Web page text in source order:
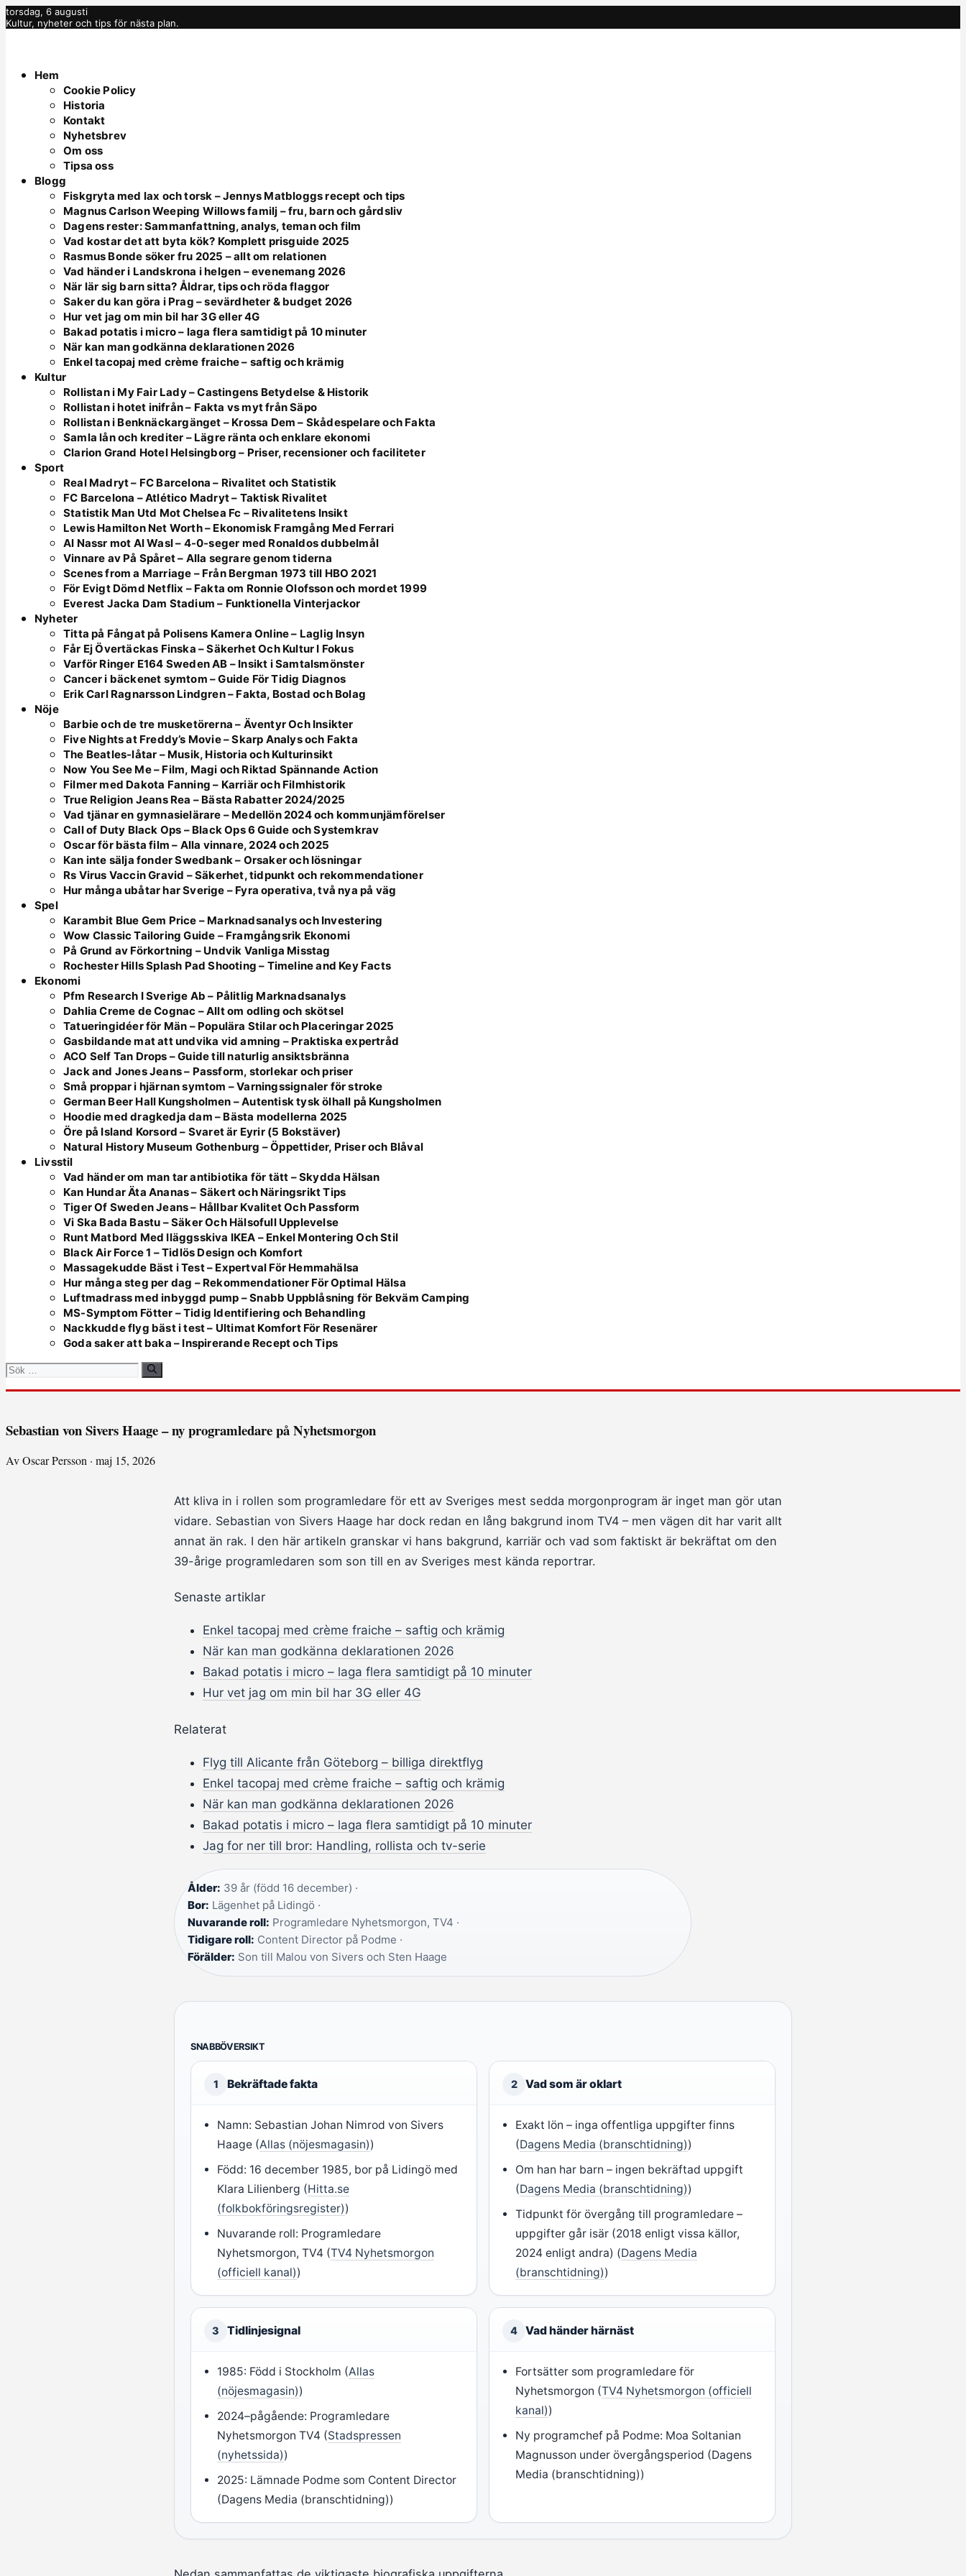
torsdag, 6 augusti
Kultur, nyheter och tips för nästa plan.
Hem
Cookie Policy
Historia
Kontakt
Nyhetsbrev
Om oss
Tipsa oss
Blogg
Fiskgryta med lax och torsk – Jennys Matbloggs recept och tips
Magnus Carlson Weeping Willows familj – fru, barn och gårdsliv
Dagens rester: Sammanfattning, analys, teman och film
Vad kostar det att byta kök? Komplett prisguide 2025
Rasmus Bonde söker fru 2025 – allt om relationen
Vad händer i Landskrona i helgen – evenemang 2026
När lär sig barn sitta? Åldrar, tips och röda flaggor
Saker du kan göra i Prag – sevärdheter & budget 2026
Hur vet jag om min bil har 3G eller 4G
Bakad potatis i micro – laga flera samtidigt på 10 minuter
När kan man godkänna deklarationen 2026
Enkel tacopaj med crème fraiche – saftig och krämig
Kultur
Rollistan i My Fair Lady – Castingens Betydelse & Historik
Rollistan i hotet inifrån – Fakta vs myt från Säpo
Rollistan i Benknäckargänget – Krossa Dem – Skådespelare och Fakta
Samla lån och krediter – Lägre ränta och enklare ekonomi
Clarion Grand Hotel Helsingborg – Priser, recensioner och faciliteter
Sport
Real Madryt – FC Barcelona – Rivalitet och Statistik
FC Barcelona – Atlético Madryt – Taktisk Rivalitet
Statistik Man Utd Mot Chelsea Fc – Rivalitetens Insikt
Lewis Hamilton Net Worth – Ekonomisk Framgång Med Ferrari
Al Nassr mot Al Wasl – 4-0-seger med Ronaldos dubbelmål
Vinnare av På Spåret – Alla segrare genom tiderna
Scenes from a Marriage – Från Bergman 1973 till HBO 2021
För Evigt Dömd Netflix – Fakta om Ronnie Olofsson och mordet 1999
Everest Jacka Dam Stadium – Funktionella Vinterjackor
Nyheter
Titta på Fångat på Polisens Kamera Online – Laglig Insyn
Får Ej Övertäckas Finska – Säkerhet Och Kultur I Fokus
Varför Ringer E164 Sweden AB – Insikt i Samtalsmönster
Cancer i bäckenet symtom – Guide För Tidig Diagnos
Erik Carl Ragnarsson Lindgren – Fakta, Bostad och Bolag
Nöje
Barbie och de tre musketörerna – Äventyr Och Insikter
Five Nights at Freddy’s Movie – Skarp Analys och Fakta
The Beatles-låtar – Musik, Historia och Kulturinsikt
Now You See Me – Film, Magi och Riktad Spännande Action
Filmer med Dakota Fanning – Karriär och Filmhistorik
True Religion Jeans Rea – Bästa Rabatter 2024/2025
Vad tjänar en gymnasielärare – Medellön 2024 och kommunjämförelser
Call of Duty Black Ops – Black Ops 6 Guide och Systemkrav
Oscar för bästa film – Alla vinnare, 2024 och 2025
Kan inte sälja fonder Swedbank – Orsaker och lösningar
Rs Virus Vaccin Gravid – Säkerhet, tidpunkt och rekommendationer
Hur många ubåtar har Sverige – Fyra operativa, två nya på väg
Spel
Karambit Blue Gem Price – Marknadsanalys och Investering
Wow Classic Tailoring Guide – Framgångsrik Ekonomi
På Grund av Förkortning – Undvik Vanliga Misstag
Rochester Hills Splash Pad Shooting – Timeline and Key Facts
Ekonomi
Pfm Research I Sverige Ab – Pålitlig Marknadsanalys
Dahlia Creme de Cognac – Allt om odling och skötsel
Tatueringidéer för Män – Populära Stilar och Placeringar 2025
Gasbildande mat att undvika vid amning – Praktiska expertråd
ACO Self Tan Drops – Guide till naturlig ansiktsbränna
Jack and Jones Jeans – Passform, storlekar och priser
Små proppar i hjärnan symtom – Varningssignaler för stroke
German Beer Hall Kungsholmen – Autentisk tysk ölhall på Kungsholmen
Hoodie med dragkedja dam – Bästa modellerna 2025
Öre på Island Korsord – Svaret är Eyrir (5 Bokstäver)
Natural History Museum Gothenburg – Öppettider, Priser och Blåval
Livsstil
Vad händer om man tar antibiotika för tätt – Skydda Hälsan
Kan Hundar Äta Ananas – Säkert och Näringsrikt Tips
Tiger Of Sweden Jeans – Hållbar Kvalitet Och Passform
Vi Ska Bada Bastu – Säker Och Hälsofull Upplevelse
Runt Matbord Med Iläggsskiva IKEA – Enkel Montering Och Stil
Black Air Force 1 – Tidlös Design och Komfort
Massagekudde Bäst i Test – Expertval För Hemmahälsa
Hur många steg per dag – Rekommendationer För Optimal Hälsa
Luftmadrass med inbyggd pump – Snabb Uppblåsning för Bekväm Camping
MS-Symptom Fötter – Tidig Identifiering och Behandling
Nackkudde flyg bäst i test – Ultimat Komfort För Resenärer
Goda saker att baka – Inspirerande Recept och Tips
Sök
Sebastian von Sivers Haage – ny programledare på Nyhetsmorgon
Av Oscar Persson · maj 15, 2026
Att kliva in i rollen som programledare för ett av Sveriges mest sedda morgonprogram är inget man gör utan
vidare. Sebastian von Sivers Haage har dock redan en lång bakgrund inom TV4 – men vägen dit har varit allt
annat än rak. I den här artikeln granskar vi hans bakgrund, karriär och vad som faktiskt är bekräftat om den
39-årige programledaren som son till en av Sveriges mest kända reportrar.
Senaste artiklar
Enkel tacopaj med crème fraiche – saftig och krämig
När kan man godkänna deklarationen 2026
Bakad potatis i micro – laga flera samtidigt på 10 minuter
Hur vet jag om min bil har 3G eller 4G
Relaterat
Flyg till Alicante från Göteborg – billiga direktflyg
Enkel tacopaj med crème fraiche – saftig och krämig
När kan man godkänna deklarationen 2026
Bakad potatis i micro – laga flera samtidigt på 10 minuter
Jag for ner till bror: Handling, rollista och tv-serie
Ålder: 39 år (född 16 december) ·
Bor: Lägenhet på Lidingö ·
Nuvarande roll: Programledare Nyhetsmorgon, TV4 ·
Tidigare roll: Content Director på Podme ·
Förälder: Son till Malou von Sivers och Sten Haage
SNABBÖVERSIKT
1 Bekräftade fakta
Namn: Sebastian Johan Nimrod von Sivers
Haage (Allas (nöjesmagasin))
Född: 16 december 1985, bor på Lidingö med
Klara Lilienberg (Hitta.se
(folkbokföringsregister))
Nuvarande roll: Programledare
Nyhetsmorgon, TV4 (TV4 Nyhetsmorgon
(officiell kanal))
2 Vad som är oklart
Exakt lön – inga offentliga uppgifter finns
(Dagens Media (branschtidning))
Om han har barn – ingen bekräftad uppgift
(Dagens Media (branschtidning))
Tidpunkt för övergång till programledare –
uppgifter går isär (2018 enligt vissa källor,
2024 enligt andra) (Dagens Media
(branschtidning))
3 Tidlinjesignal
1985: Född i Stockholm (Allas
(nöjesmagasin))
2024–pågående: Programledare
Nyhetsmorgon TV4 (Stadspressen
(nyhetssida))
2025: Lämnade Podme som Content Director
(Dagens Media (branschtidning))
4 Vad händer härnäst
Fortsätter som programledare för
Nyhetsmorgon (TV4 Nyhetsmorgon (officiell
kanal))
Ny programchef på Podme: Moa Soltanian
Magnusson under övergångsperiod (Dagens
Media (branschtidning))